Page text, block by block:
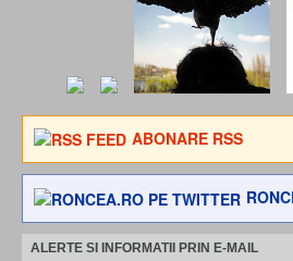
ABONARE RSS
ALERTE SI INFORMATII PRIN E-MAIL